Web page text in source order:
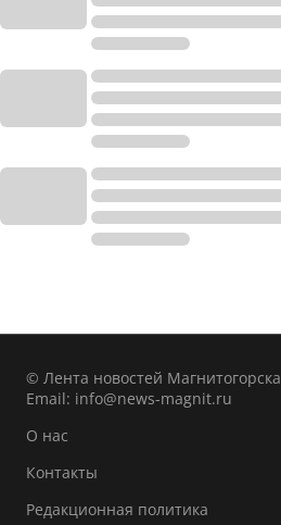
© Лента новостей Магнитогорска
Email: info@news-magnit.ru
О нас
Контакты
Редакционная политика